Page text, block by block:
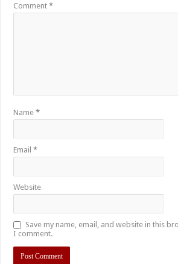
Comment*
Name*
Email*
Website
Save my name, email, and website in this
I comment.